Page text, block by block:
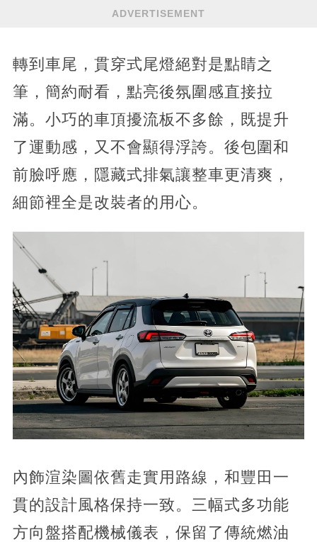
ADVERTISEMENT
轉到車尾，貫穿式尾燈絕對是點睛之
筆，簡約耐看，點亮後氛圍感直接拉
滿。小巧的車頂擾流板不多餘，既提升
了運動感，又不會顯得浮誇。後包圍和
前臉呼應，隱藏式排氣讓整車更清爽，
細節裡全是改裝者的用心。
內飾渲染圖依舊走實用路線，和豐田一
貫的設計風格保持一致。三幅式多功能
方向盤搭配機械儀表，保留了傳統燃油